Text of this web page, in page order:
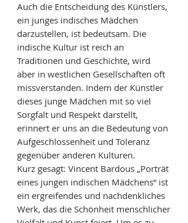
Auch die Entscheidung des Künstlers,
ein junges indisches Mädchen
darzustellen, ist bedeutsam. Die
indische Kultur ist reich an
Traditionen und Geschichte, wird
aber in westlichen Gesellschaften oft
missverstanden. Indem der Künstler
dieses junge Mädchen mit so viel
Sorgfalt und Respekt darstellt,
erinnert er uns an die Bedeutung von
Aufgeschlossenheit und Toleranz
gegenüber anderen Kulturen.
Kurz gesagt: Vincent Bardous „Porträt
eines jungen indischen Mädchens“ ist
ein ergreifendes und nachdenkliches
Werk, das die Schönheit menschlicher